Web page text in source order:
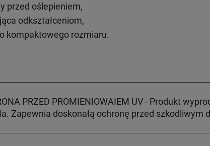
przed oślepieniem,
odkształceniom,
kompaktowego rozmiaru.
PRZED PROMIENIOWAIEM UV - Produkt
Zapewnia doskonałą ochronę przed szkodliwym